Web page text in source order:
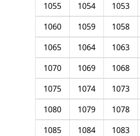
1053
1054
1055
1058
1059
1060
1063
1064
1065
1068
1069
1070
1073
1074
1075
1078
1079
1080
1083
1084
1085